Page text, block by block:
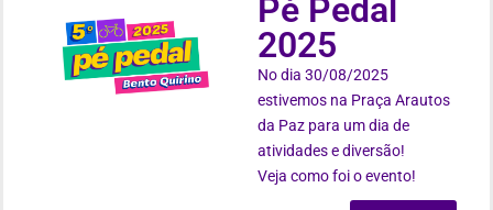
Pé Pedal
2025
No dia 30/08/2025
estivemos na Praça Arautos
da Paz para um dia de
atividades e diversão!
Veja como foi o evento!